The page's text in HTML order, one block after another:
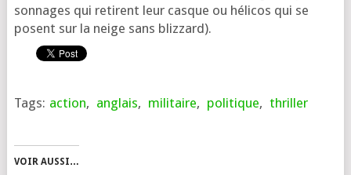
son­nages qui retirent leur casque ou héli­cos qui se
posent sur la neige sans blizzard).
Tags: action, anglais, militaire, politique, thriller
VOIR AUSSI…